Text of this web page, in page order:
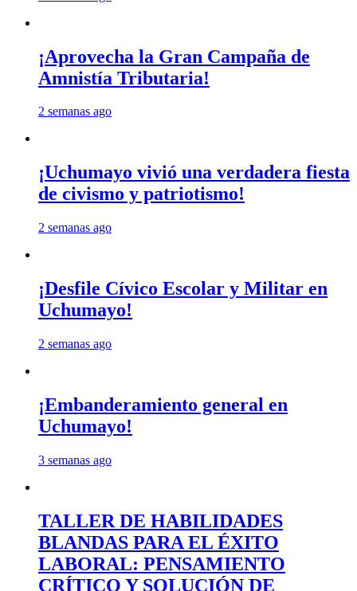
¡Aprovecha la Gran Campaña de
Amnistía Tributaria!
2 semanas ago
¡Uchumayo vivió una verdadera fiesta
de civismo y patriotismo!
2 semanas ago
¡Desfile Cívico Escolar y Militar en
Uchumayo!
2 semanas ago
¡Embanderamiento general en
Uchumayo!
3 semanas ago
TALLER DE HABILIDADES
BLANDAS PARA EL ÉXITO
LABORAL: PENSAMIENTO
CRÍTICO Y SOLUCIÓN DE